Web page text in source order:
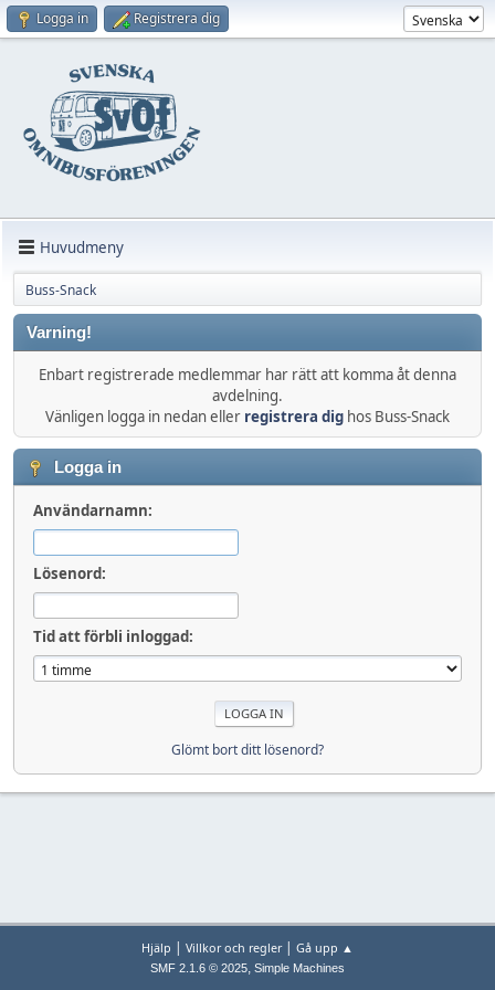
Logga in Registrera dig
Huvudmeny
Buss-Snack
Varning!
Enbart registrerade medlemmar har rätt att komma åt denna
avdelning.
Vänligen logga in nedan eller registrera dig hos Buss-Snack
Logga in
Användarnamn:
Lösenord:
Tid att förbli inloggad:
Glömt bort ditt lösenord?
Hjälp | Villkor och regler| Gå upp ▲
SMF 2.1.6 © 2025, Simple Machines